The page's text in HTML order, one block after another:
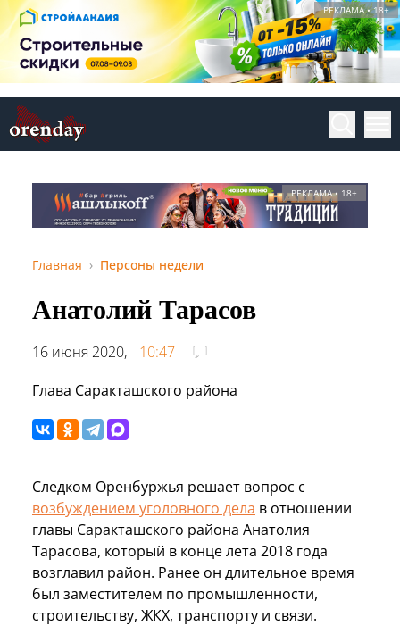
РЕКЛАМА • 18+
РЕКЛАМА • 18+
Главная Персоны недели
Анатолий Тарасов
16 июня 2020,
10:47
Глава Саракташского района
Следком Оренбуржья решает вопрос с
возбуждением уголовного дела в отношении
главы Саракташского района Анатолия
Тарасова, который в конце лета 2018 года
возглавил район. Ранее он длительное время
был заместителем по промышленности,
строительству, ЖКХ, транспорту и связи.